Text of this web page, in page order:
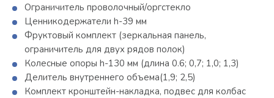
Ограничитель проволочный/оргстекло
Ценникодержатели h-39 мм
Фруктовый комплект (зеркальная панель,
ограничитель для двух рядов полок)
Колесные опоры h-130 мм (длина 0.6; 0,7; 1,0; 1,3)
Делитель внутреннего объема(1,9; 2,5)
Комплект кронштейн-накладка, подвес для колбас